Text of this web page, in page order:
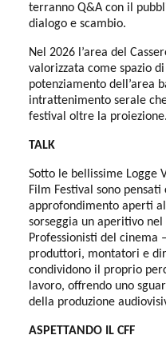
terranno Q&A con il
dialogo e scambio.
Nel 2026 l’area del
valorizzata come spazio
potenziamento dell’area
intrattenimento serale
festival oltre la proiezione.
TALK
Sotto le bellissime Logge
Film Festival sono
approfondimento aperti
sorseggia un aperitivo
Professionisti del cinema
produttori, montatori e
condividono il proprio
lavoro, offrendo uno
della produzione
ASPETTANDO IL CFF